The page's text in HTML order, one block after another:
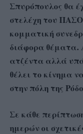
Σπυρόπουλος θα
στελέχη του
κομματική
διάφορα θέματα.
ατζέντα αλλά
θέλει το κίνημα
στην πόλη της
Σε κάθε
ημερών οι